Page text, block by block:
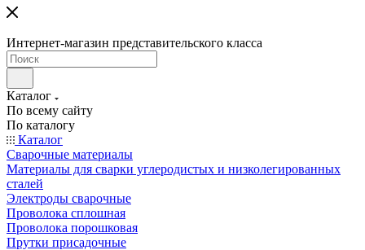
Интернет-магазин представительского класса
Каталог
По всему сайту
По каталогу
Каталог
Сварочные материалы
Материалы для сварки углеродистых и низколегированных
сталей
Электроды сварочные
Проволока сплошная
Проволока порошковая
Прутки присадочные